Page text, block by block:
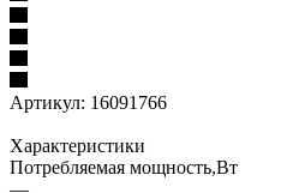
Артикул: 16091766
Характеристики
Потребляемая мощность,Вт
—